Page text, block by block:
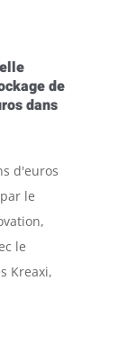
de
dans
d'euros
le
le
Kreaxi,